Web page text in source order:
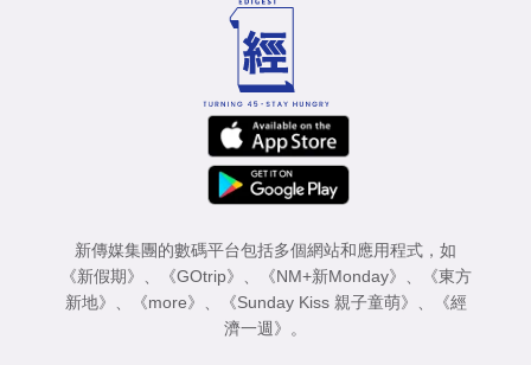
新傳媒集團的數碼平台包括多個網站和應用程式，如
《新假期》 、 《GOtrip》 、 《NM+新Monday》 、
《東方
新地》 、 《more》 、 《Sunday Kiss 親子童萌》 、
《經
濟一週》 。